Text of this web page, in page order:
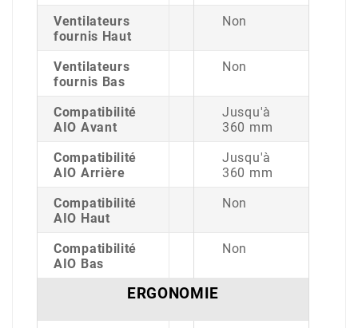
Ventilateurs
fournis Haut
Non
Ventilateurs
fournis Bas
Non
Compatibilité
AIO Avant
Jusqu'à
360 mm
Compatibilité
AIO Arrière
Jusqu'à
360 mm
Compatibilité
AIO Haut
Non
Compatibilité
AIO Bas
Non
ERGONOMIE